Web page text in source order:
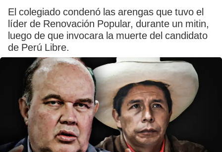
El colegiado condenó las arengas que tuvo el
líder de Renovación Popular, durante un mitin,
luego de que invocara la muerte del candidato
de Perú Libre.